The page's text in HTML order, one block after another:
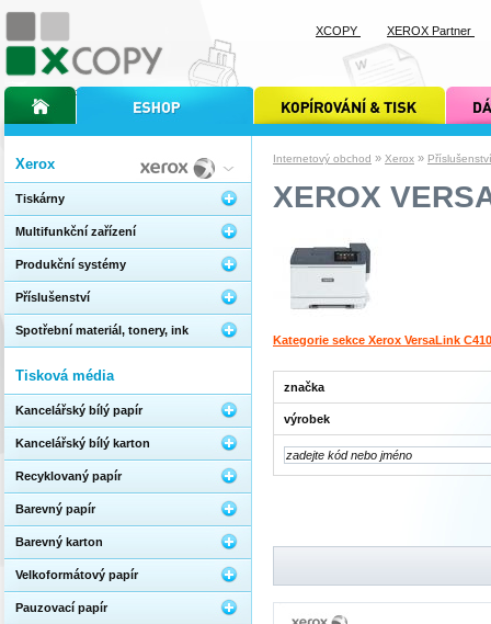
Internetový obchod » Xerox » Příslušenství
XEROX
Kategorie sekce Xerox VersaLink C410
značka
výrobek
Xerox
Tiskárny
Multifunkční zařízení
Produkční systémy
Příslušenství
Spotřební materiál, tonery, ink
Tisková média
Kancelářský bílý papír
Kancelářský bílý karton
Recyklovaný papír
Barevný papír
Barevný karton
Velkoformátový papír
Pauzovací papír
úvodní stránka xcopyinternetový obchod xcopy kopírování a tisk xcopy dárkové
XCOPY XEROX Partner